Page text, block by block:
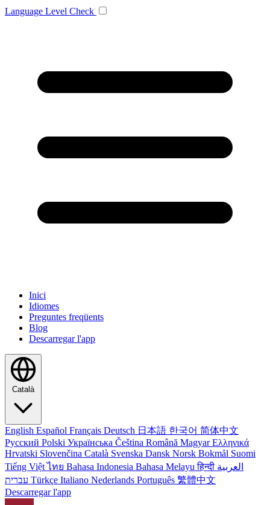
Language Level Check
Inici
Idiomes
Preguntes freqüents
Blog
Descarregar l'app
Català
English Español Français Deutsch 日本語 한국어 简体中文
Русский Polski Українська Čeština Română MagyarΕλληνικά
Hrvatski Slovenčina Català Svenska Dansk Norsk Bokmål Suomi
Tiếng Việtไทย Bahasa Indonesia Bahasa Melayuहिन्दी العربية
Türkçe Italiano Nederlands Português 繁體中文
Descarregar l'app